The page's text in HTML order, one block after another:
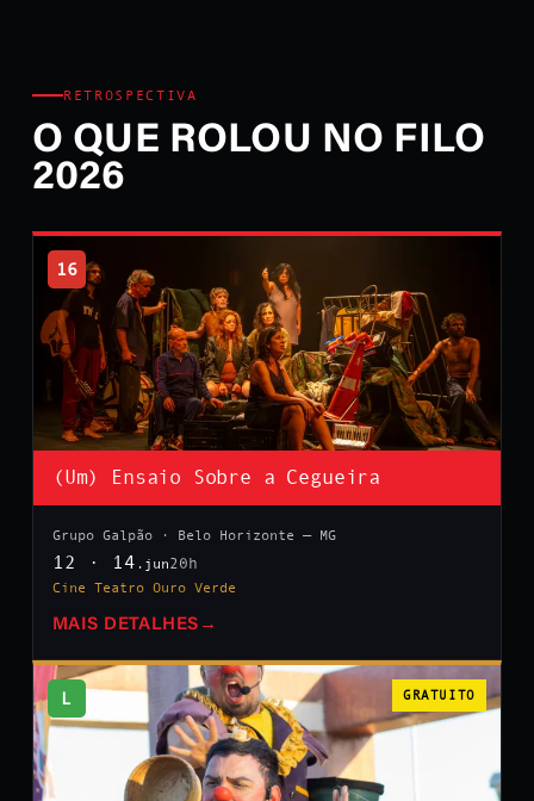
RETROSPECTIVA
O QUE ROLOU NO FILO
2026
16
(Um) Ensaio Sobre a Cegueira
Grupo Galpão · Belo Horizonte — MG
12 · 14 .jun20h
Cine Teatro Ouro Verde
MAIS DETALHES →
L GRATUITO